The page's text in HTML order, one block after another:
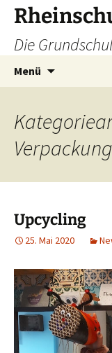
Zum
Inhalt
springen
Die
Menü
Upcycling
25. Mai 2020